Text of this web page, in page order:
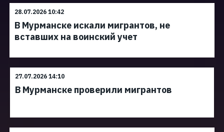
28.07.2026 10:42
В Мурманске искали мигрантов, не
вставших на воинский учет
27.07.2026 14:10
В Мурманске проверили мигрантов